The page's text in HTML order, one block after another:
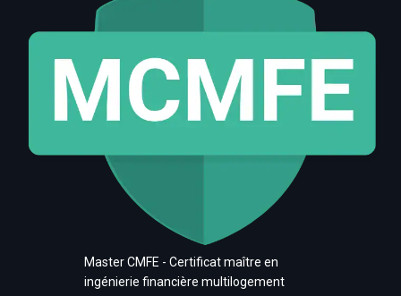
Master CMFE - Certificat maître en
ingénierie financière multilogement